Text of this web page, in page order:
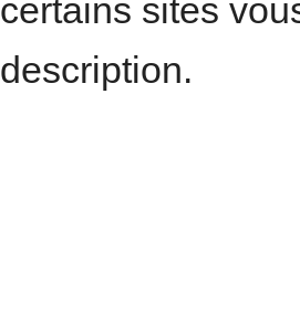
certains sites
description.